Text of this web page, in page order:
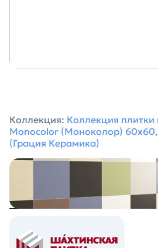
Коллекция: Коллекция плитки
Monocolor (Моноколор) 60х60,
(Грация Керамика)